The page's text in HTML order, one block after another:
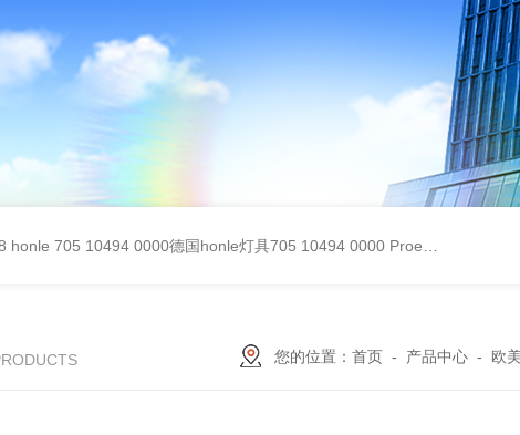
honle 705 10494 0000德国honle灯具705 10494 0000 Proemion wireless 4001德国Proemion模块CANlink wireless 4001
您的位置： 首页- 产品中心- 欧